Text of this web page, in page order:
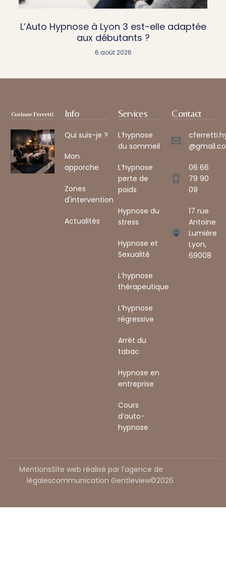
L’Auto Hypnose à Lyon 3 est-elle adaptée
aux débutants ?
6 août 2026
Info
Qui suis-je ?
Mon
apporche
Zones
d'intervention
Actualités
Services
L’hypnose
du sommeil
L’hypnose
perte de
poids
Hypnose du
stress
Hypnose et
Sexualité
L’hypnose
thérapeutique
L’hypnose
régressive
Arrêt du
tabac
Hypnose en
entreprise
Cours
d’auto-
hypnose
Contact
06 66
79 90
09
17 rue
Antoine
Lumière
Lyon,
69008 ​
Site web réalisé par l'agence de
communication Gentleview©2026
Mentions
légales